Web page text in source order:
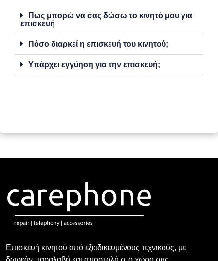
Πως μπορώ να σας δώσω το κινητό μου για
επισκευή
Πόσο διαρκεί η επισκευή του κινητού;
Υπάρχει εγγύηση για την επισκευή;
Επισκευή κινητού από εξειδικευμένους τεχνικούς, με